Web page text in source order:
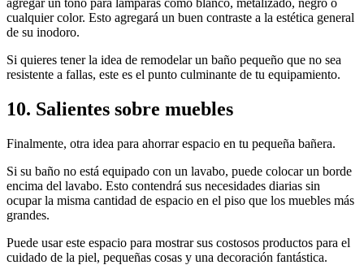
agregar un tono para lámparas como blanco, metalizado, negro o
cualquier color. Esto agregará un buen contraste a la estética general
de su inodoro.
Si quieres tener la idea de remodelar un baño pequeño que no sea
resistente a fallas, este es el punto culminante de tu equipamiento.
10. Salientes sobre muebles
Finalmente, otra idea para ahorrar espacio en tu pequeña bañera.
Si su baño no está equipado con un lavabo, puede colocar un borde
encima del lavabo. Esto contendrá sus necesidades diarias sin
ocupar la misma cantidad de espacio en el piso que los muebles más
grandes.
Puede usar este espacio para mostrar sus costosos productos para el
cuidado de la piel, pequeñas cosas y una decoración fantástica.